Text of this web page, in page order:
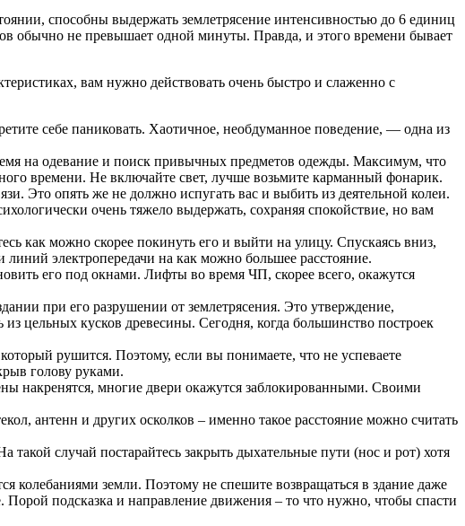
способны выдержать землетрясение интенсивностью до 6 единиц
обычно не превышает одной минуты. Правда, и этого времени бывает
вам нужно действовать очень быстро и слаженно с
себе паниковать. Хаотичное, необдуманное поведение, — одна из
на одевание и поиск привычных предметов одежды. Максимум, что
времени. Не включайте свет, лучше возьмите карманный фонарик.
Это опять же не должно испугать вас и выбить из деятельной колеи.
очень тяжело выдержать, сохраняя спокойствие, но вам
как можно скорее покинуть его и выйти на улицу. Спускаясь вниз,
электропередачи на как можно большее расстояние.
его под окнами. Лифты во время ЧП, скорее всего, окажутся
при его разрушении от землетрясения. Это утверждение,
цельных кусков древесины. Сегодня, когда большинство построек
рушится. Поэтому, если вы понимаете, что не успеваете
голову руками.
накренятся, многие двери окажутся заблокированными. Своими
антенн и других осколков – именно такое расстояние можно считать
случай постарайтесь закрыть дыхательные пути (нос и рот) хотя
колебаниями земли. Поэтому не спешите возвращаться в здание даже
подсказка и направление движения – то что нужно, чтобы спасти